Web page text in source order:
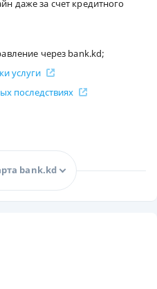
даже за счет кредитного
через bank.kd;
услуги
последствиях
bank.kd